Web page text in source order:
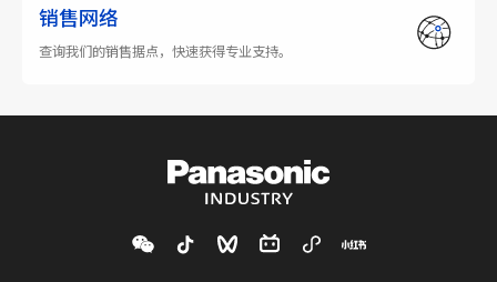
销售网络
查询我们的销售据点，快速获得专业支持。